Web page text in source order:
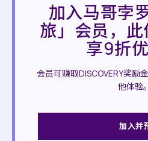
加入马哥孛
旅」会员，
享9折优
会员可赚取DISCOVERY奖励
他体验。
加入并